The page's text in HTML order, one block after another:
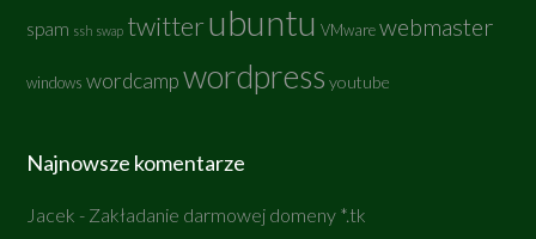
spam ssh swap twitterubuntu VMware webmaster
windows wordcamp wordpress youtube
Najnowsze komentarze
Jacek - Zakładanie darmowej domeny *.tk